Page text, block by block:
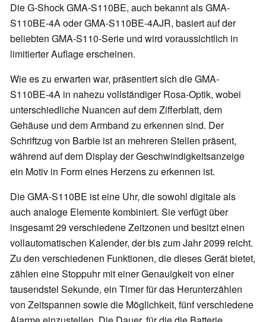
Die G-Shock GMA-S110BE, auch bekannt als GMA-
S110BE-4A oder GMA-S110BE-4AJR, basiert auf der
beliebten GMA-S110-Serie und wird voraussichtlich in
limitierter Auflage erscheinen.
Wie es zu erwarten war, präsentiert sich die GMA-
S110BE-4A in nahezu vollständiger Rosa-Optik, wobei
unterschiedliche Nuancen auf dem Zifferblatt, dem
Gehäuse und dem Armband zu erkennen sind. Der
Schriftzug von Barbie ist an mehreren Stellen präsent,
während auf dem Display der Geschwindigkeitsanzeige
ein Motiv in Form eines Herzens zu erkennen ist.
Die GMA-S110BE ist eine Uhr, die sowohl digitale als
auch analoge Elemente kombiniert. Sie verfügt über
insgesamt 29 verschiedene Zeitzonen und besitzt einen
vollautomatischen Kalender, der bis zum Jahr 2099 reicht.
Zu den verschiedenen Funktionen, die dieses Gerät bietet,
zählen eine Stoppuhr mit einer Genauigkeit von einer
tausendstel Sekunde, ein Timer für das Herunterzählen
von Zeitspannen sowie die Möglichkeit, fünf verschiedene